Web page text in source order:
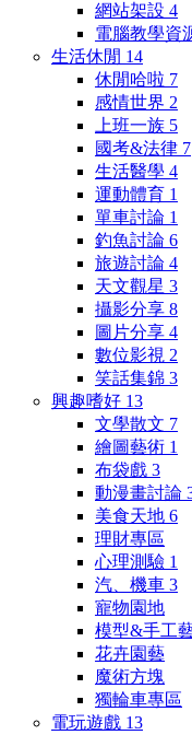
網站架設 4
電腦教學資
生活休閒 14
休閒哈啦 7
感情世界 2
上班一族 5
國考&法律 7
生活醫學 4
運動體育 1
單車討論 1
釣魚討論 6
旅遊討論 4
天文觀星 3
攝影分享 8
圖片分享 4
數位影視 2
笑話集錦 3
興趣嗜好 13
文學散文 7
繪圖藝術 1
布袋戲 3
動漫畫討論
美食天地 6
理財專區
心理測驗 1
汽、機車 3
寵物園地
模型&手工
花卉園藝
魔術方塊
獨輪車專區
電玩遊戲 13